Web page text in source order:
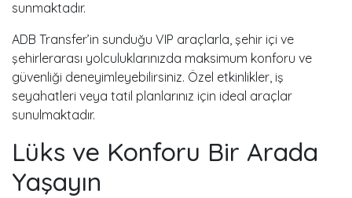
sunmaktadır.
ADB Transfer’in sunduğu VIP araçlarla, şehir içi ve
şehirlerarası yolculuklarınızda maksimum konforu ve
güvenliği deneyimleyebilirsiniz. Özel etkinlikler, iş
seyahatleri veya tatil planlarınız için ideal araçlar
sunulmaktadır.
Lüks ve Konforu Bir Arada
Yaşayın